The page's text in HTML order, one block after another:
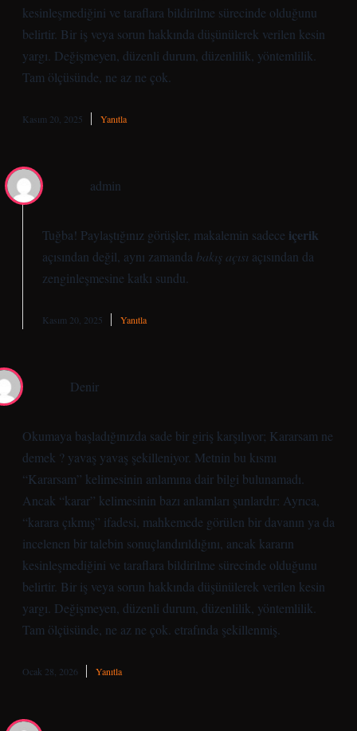
kesinleşmediğini ve taraflara bildirilme sürecinde olduğunu
belirtir. Bir iş veya sorun hakkında düşünülerek verilen kesin
yargı. Değişmeyen, düzenli durum, düzenlilik, yöntemlilik.
Tam ölçüsünde, ne az ne çok.
Kasım 20, 2025 Yanıtla
admin
Tuğba! Paylaştığınız görüşler, makalemin sadece içerik
açısından değil, aynı zamanda bakış açısı açısından da
zenginleşmesine katkı sundu.
Kasım 20, 2025 Yanıtla
Denir
Okumaya başladığınızda sade bir giriş karşılıyor; Kararsam ne
demek ? yavaş yavaş şekilleniyor. Metnin bu kısmı
“Kararsam” kelimesinin anlamına dair bilgi bulunamadı.
Ancak “karar” kelimesinin bazı anlamları şunlardır: Ayrıca,
“karara çıkmış” ifadesi, mahkemede görülen bir davanın ya da
incelenen bir talebin sonuçlandırıldığını, ancak kararın
kesinleşmediğini ve taraflara bildirilme sürecinde olduğunu
belirtir. Bir iş veya sorun hakkında düşünülerek verilen kesin
yargı. Değişmeyen, düzenli durum, düzenlilik, yöntemlilik.
Tam ölçüsünde, ne az ne çok. etrafında şekillenmiş.
Ocak 28, 2026 Yanıtla